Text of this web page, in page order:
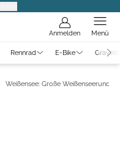
Anmelden Menü
Rennrad E-Bike
Weißensee: Große Weißenseerunde